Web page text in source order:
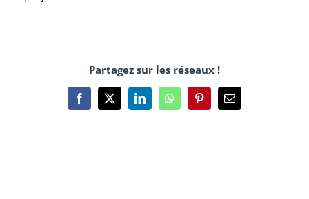
Partagez sur les réseaux !
Facebook
X LinkedInWhatsAppPinterestEmail